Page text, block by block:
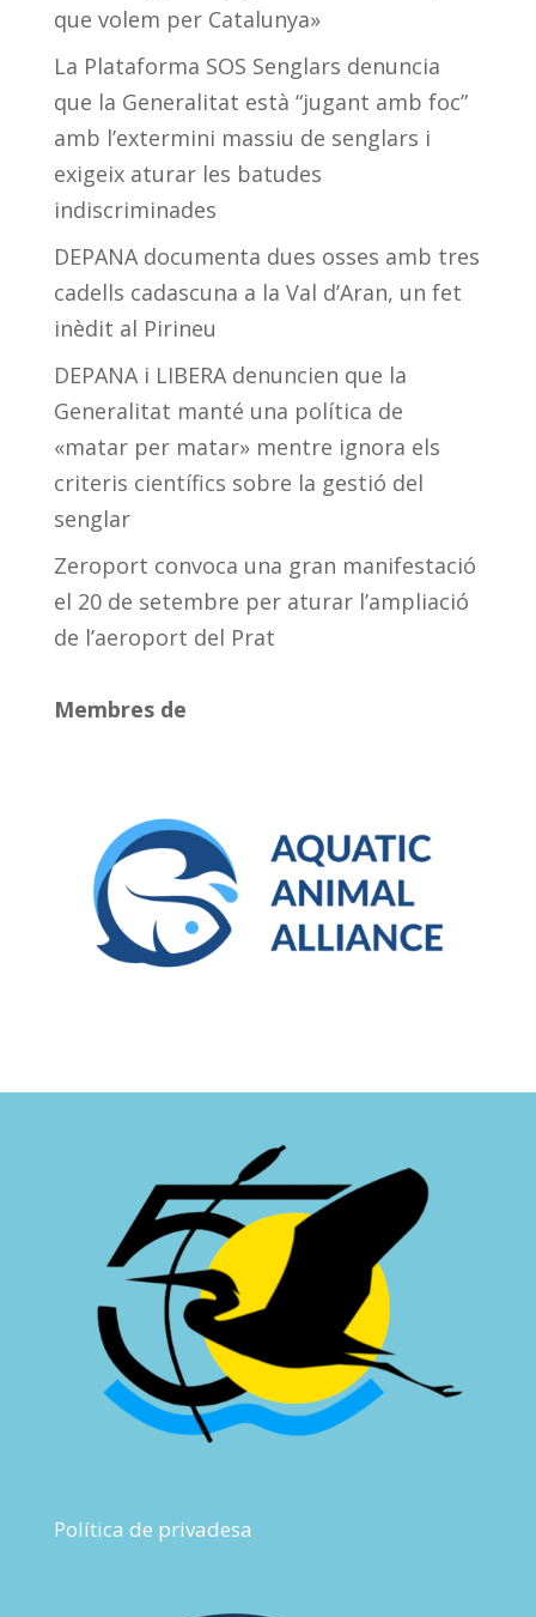
que volem per Catalunya»
La Plataforma SOS Senglars denuncia
que la Generalitat està “jugant amb foc”
amb l’extermini massiu de senglars i
exigeix aturar les batudes
indiscriminades
DEPANA documenta dues osses amb tres
cadells cadascuna a la Val d’Aran, un fet
inèdit al Pirineu
DEPANA i LIBERA denuncien que la
Generalitat manté una política de
«matar per matar» mentre ignora els
criteris científics sobre la gestió del
senglar
Zeroport convoca una gran manifestació
el 20 de setembre per aturar l’ampliació
de l’aeroport del Prat
Membres de
Política de privadesa